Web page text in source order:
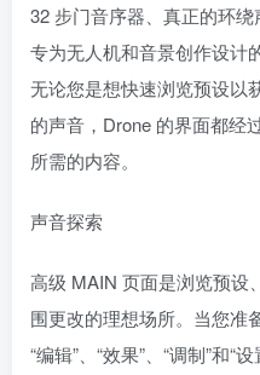
32 步门音序器、真正的环
专为无人机和音景创作设计
无论您是想快速浏览预设以
的声音，Drone 的界面都经
所需的内容。
声音探索
高级 MAIN 页面是浏览预设
围更改的理想场所。当您准
“编辑”、“效果”、“调制”和“